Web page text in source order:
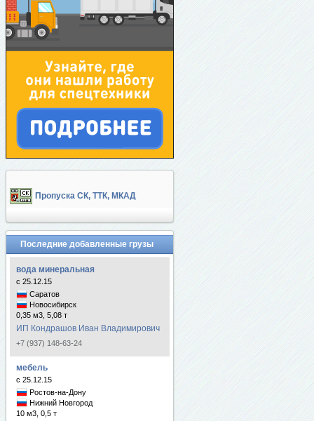
Пропуска СК, ТТК, МКАД
Последние добавленные грузы
вода минеральная
с 25.12.15
Саратов
Новосибирск
0,35 м3, 5,08 т
ИП Кондрашов Иван Владимирович
+7 (937) 148-63-24
мебель
с 25.12.15
Ростов-на-Дону
Нижний Новгород
10 м3, 0,5 т